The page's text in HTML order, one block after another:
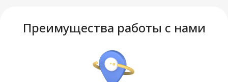
Преимущества работы с нами